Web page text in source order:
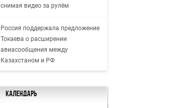
снимая видео за рулём
Россия поддержала предложение
Токаева о расширении
авиасообщения между
Казахстаном и РФ
Календарь